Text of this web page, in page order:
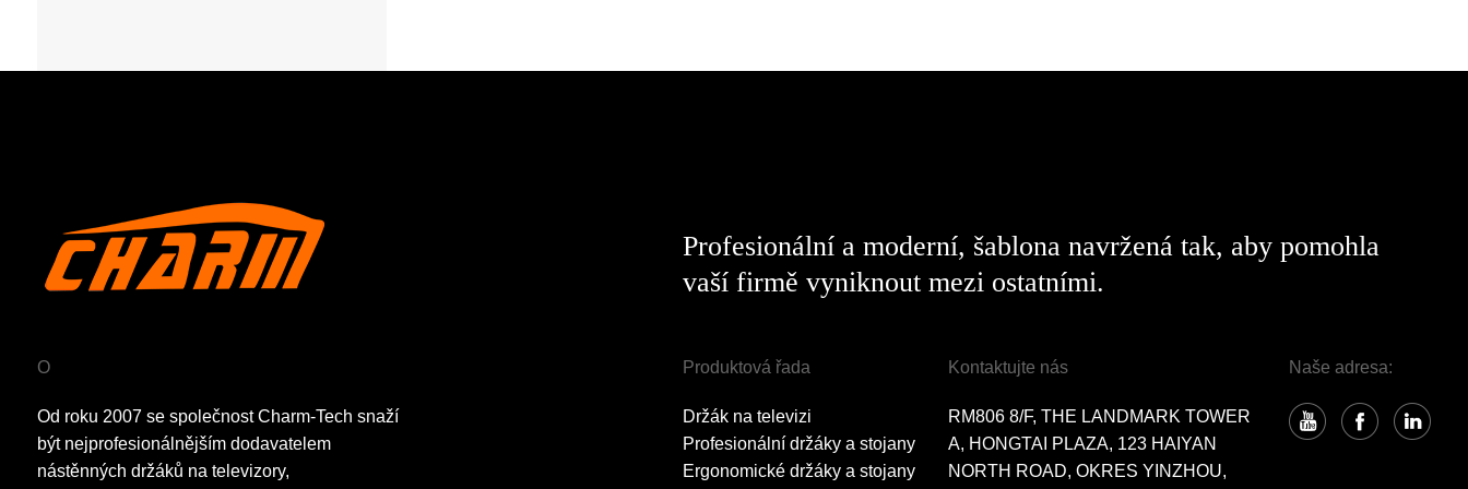
Profesionální a moderní, šablona navržená tak, aby pomohla
vaší firmě vyniknout mezi ostatními.
O
Od roku 2007 se společnost Charm-Tech snaží
být nejprofesionálnějším dodavatelem
nástěnných držáků na televizory,
Produktová řada
Držák na televizi
Profesionální držáky a stojany
Ergonomické držáky a stojany
Kontaktujte nás
RM806 8/F, THE LANDMARK TOWER
A, HONGTAI PLAZA, 123 HAIYAN
NORTH ROAD, OKRES YINZHOU,
Naše adresa: